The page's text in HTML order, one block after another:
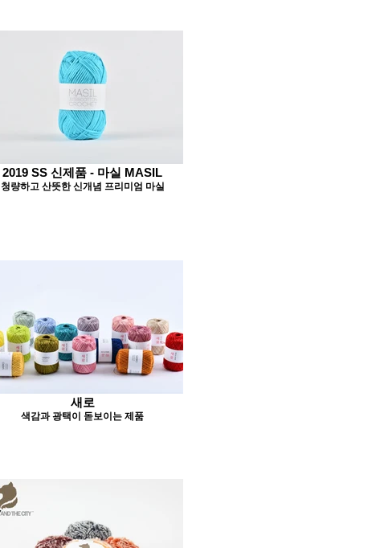
2019 SS 신제품 - 마실 MASIL
청량하고 산뜻한 신개념 프리미엄 마실
새로
색감과 광택이 돋보이는 제품